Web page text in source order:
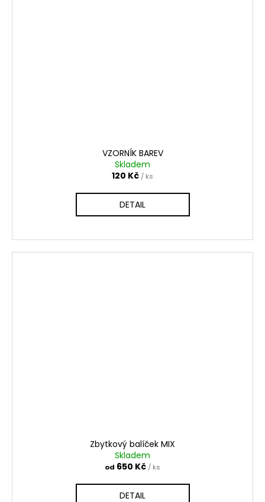
VZORNÍK BAREV
Skladem
120 Kč / ks
DETAIL
Zbytkový balíček MIX
Skladem
od 650 Kč / ks
DETAIL